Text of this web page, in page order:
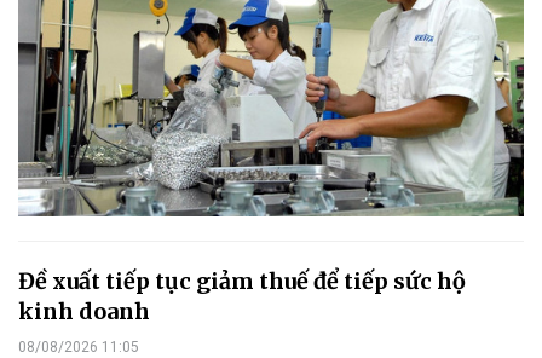
Đề xuất tiếp tục giảm thuế để tiếp sức hộ
kinh doanh
08/08/2026 11:05